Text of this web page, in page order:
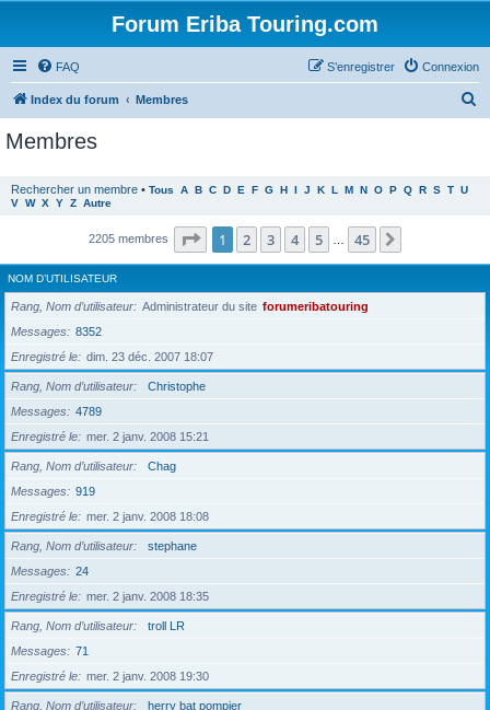
Forum Eriba Touring.com
FAQ Connexion
S’enregistrer
Index du forum Membres
Membres
Rechercher un membre • Tous A B C D E F G H I J K L M N O P Q R S T U
V W X Y Z Autre
2205 membres Page 1sur45
1 2 3 4 5 45
NOM D’UTILISATEUR
Rang, Nom d’utilisateur Administrateur du site forumeribatouring
Messages
8352
Enregistré le
dim. 23 déc. 2007 18:07
Rang, Nom d’utilisateur
Christophe
Messages
4789
Enregistré le
mer. 2 janv. 2008 15:21
Rang, Nom d’utilisateur
Chag
Messages
919
Enregistré le
mer. 2 janv. 2008 18:08
Rang, Nom d’utilisateur
stephane
Messages
24
Enregistré le
mer. 2 janv. 2008 18:35
Rang, Nom d’utilisateur
troll LR
Messages
71
Enregistré le
mer. 2 janv. 2008 19:30
Rang, Nom d’utilisateur
herry bat pompier